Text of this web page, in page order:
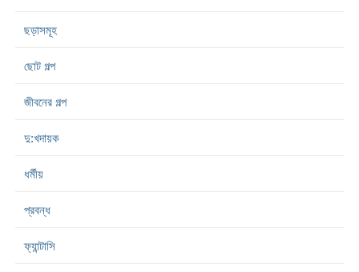
ছড়াসমূহ
ছোট গল্প
জীবনের গল্প
দু:খদায়ক
ধর্মীয়
প্রবন্ধ
ফ্যান্টাসি